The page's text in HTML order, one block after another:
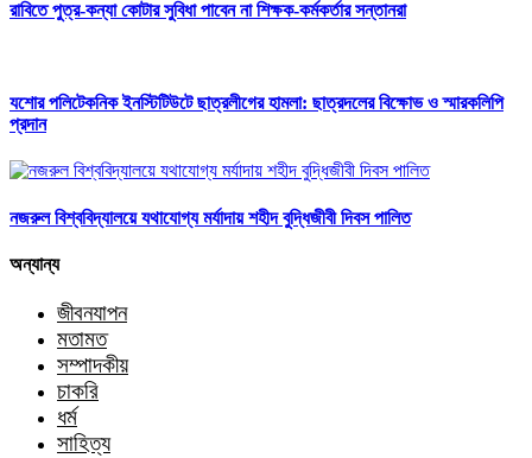
রাবিতে পুত্র-কন্যা কোটার সুবিধা পাবেন না শিক্ষক-কর্মকর্তার সন্তানরা
যশোর পলিটেকনিক ইনস্টিটিউটে ছাত্রলীগের হামলা: ছাত্রদলের বিক্ষোভ ও স্মারকলিপি
প্রদান
নজরুল বিশ্ববিদ্যালয়ে যথাযোগ্য মর্যাদায় শহীদ বুদ্ধিজীবী দিবস পালিত
অন্যান্য
জীবনযাপন
মতামত
সম্পাদকীয়
চাকরি
ধর্ম
সাহিত্য